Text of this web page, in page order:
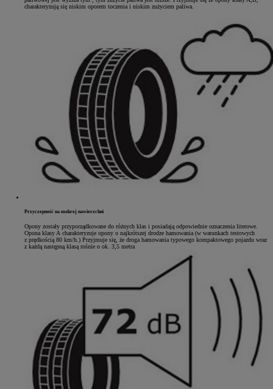
charakteryzują się niskim oporem toczenia i niskim zużyciem paliwa.
Przyczepność na mokrej nawierzchni
Opony zostały przyporządkowane do różnych klas i posiadają odpowiednie oznaczenia literowe.
Opona klasy A charakteryzuje opony o najkrótszej drodze hamowania (w warunkach testowych
z prędkością 80 km/h.) Przyjmuje się, że droga hamowania typowego kompaktowego pojazdu wraz
z każdą następną klasą rośnie o ok. 3,5 metra